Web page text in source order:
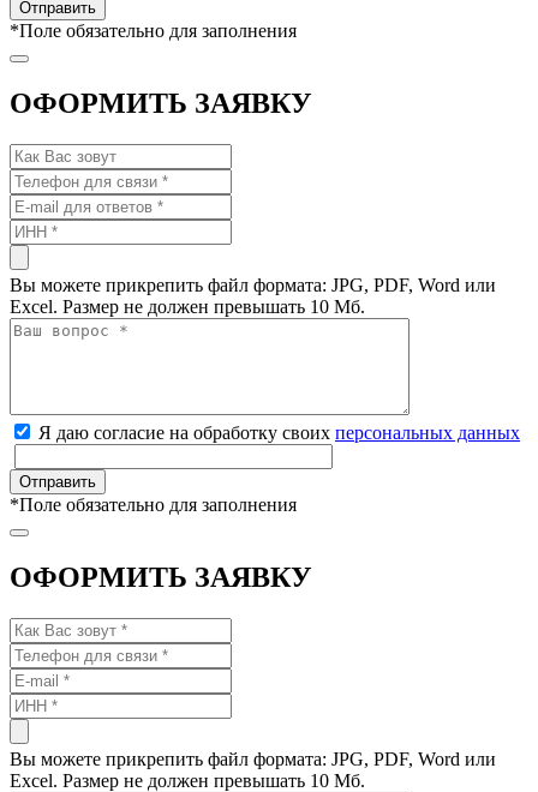
*Поле обязательно для заполнения
ОФОРМИТЬ ЗАЯВКУ
Вы можете прикрепить файл формата: JPG, PDF, Word или
Excel. Размер не должен превышать 10 Мб.
Я даю согласие на обработку своих персональных данных
*Поле обязательно для заполнения
ОФОРМИТЬ ЗАЯВКУ
Вы можете прикрепить файл формата: JPG, PDF, Word или
Excel. Размер не должен превышать 10 Мб.